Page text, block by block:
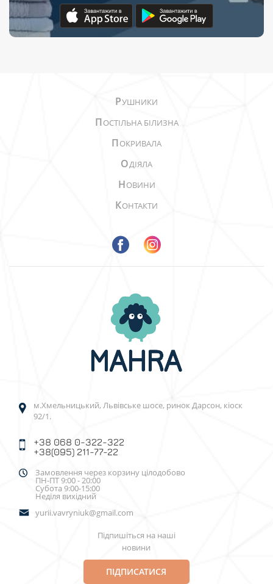
РУШНИКИ
ПОСТІЛЬНА БІЛИЗНА
ПОКРИВАЛА
ОДІЯЛА
НОВИНИ
КОНТАКТИ
м.Хмельницький, Львівське шосе, ринок Дарсон, кіоск
92/1.
+38 068 0-322-322
+38(095) 211-77-22
Замовлення через корзину цілодобово
ПН-ПТ 9:00 - 20:00
Субота 9:00-15:00
Неділя вихідний
yurii.vavryniuk@gmail.com
Підпишіться на наші
новини
ПІДПИСАТИСЯ